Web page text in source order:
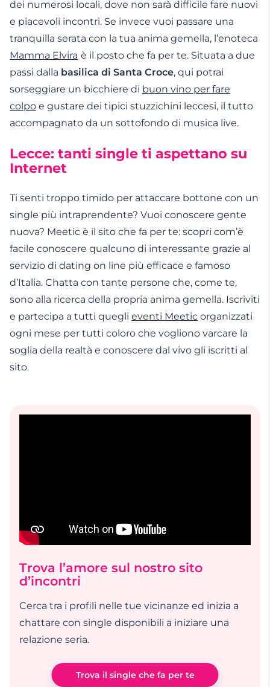
dei numerosi locali, dove non sarà difficile fare nuovi
e piacevoli incontri. Se invece vuoi passare una
tranquilla serata con la tua anima gemella, l’enoteca
Mamma Elvira è il posto che fa per te. Situata a due
passi dalla basilica di Santa Croce, qui potrai
sorseggiare un bicchiere di buon vino per fare
colpo e gustare dei tipici stuzzichini leccesi, il tutto
accompagnato da un sottofondo di musica live.
Lecce: tanti single ti aspettano su
Internet
Ti senti troppo timido per attaccare bottone con un
single più intraprendente? Vuoi conoscere gente
nuova? Meetic è il sito che fa per te: scopri com’è
facile conoscere qualcuno di interessante grazie al
servizio di dating on line più efficace e famoso
d’Italia. Chatta con tante persone che, come te,
sono alla ricerca della propria anima gemella. Iscriviti
e partecipa a tutti quegli eventi Meetic organizzati
ogni mese per tutti coloro che vogliono varcare la
soglia della realtà e conoscere dal vivo gli iscritti al
sito.
Trova l’amore sul nostro sito
d’incontri
Cerca tra i profili nelle tue vicinanze ed inizia a
chattare con single disponibili a iniziare una
relazione seria.
Trova il single che fa per te